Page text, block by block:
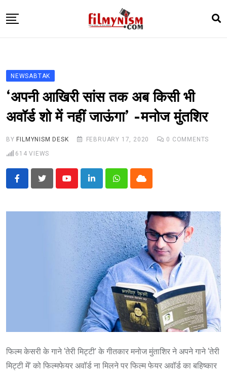
to
TELEVISION
BHOJPURI
NEWS ABTAK
STARRY SIDES
NEWSABTAK
‘अपनी आखिरी सांस तक अब किसी भी
अवॉर्ड शो में नहीं जाऊंगा’ -मनोज मुंतशिर
BY FILMYNISM DESK FEBRUARY 17, 2020 0 COMMENTS
614 VIEWS
YoutubeLinkedInWhatsappCloud
फिल्म केसरी के गाने ‘तेरी मिट्टी’ के गीतकार मनोज मुंताशिर ने अपने गाने ‘तेरी
मिट्टी में’ को फिल्मफेयर अवॉर्ड ना मिलने पर फिल्म फेयर अवॉर्ड का बहिष्कार